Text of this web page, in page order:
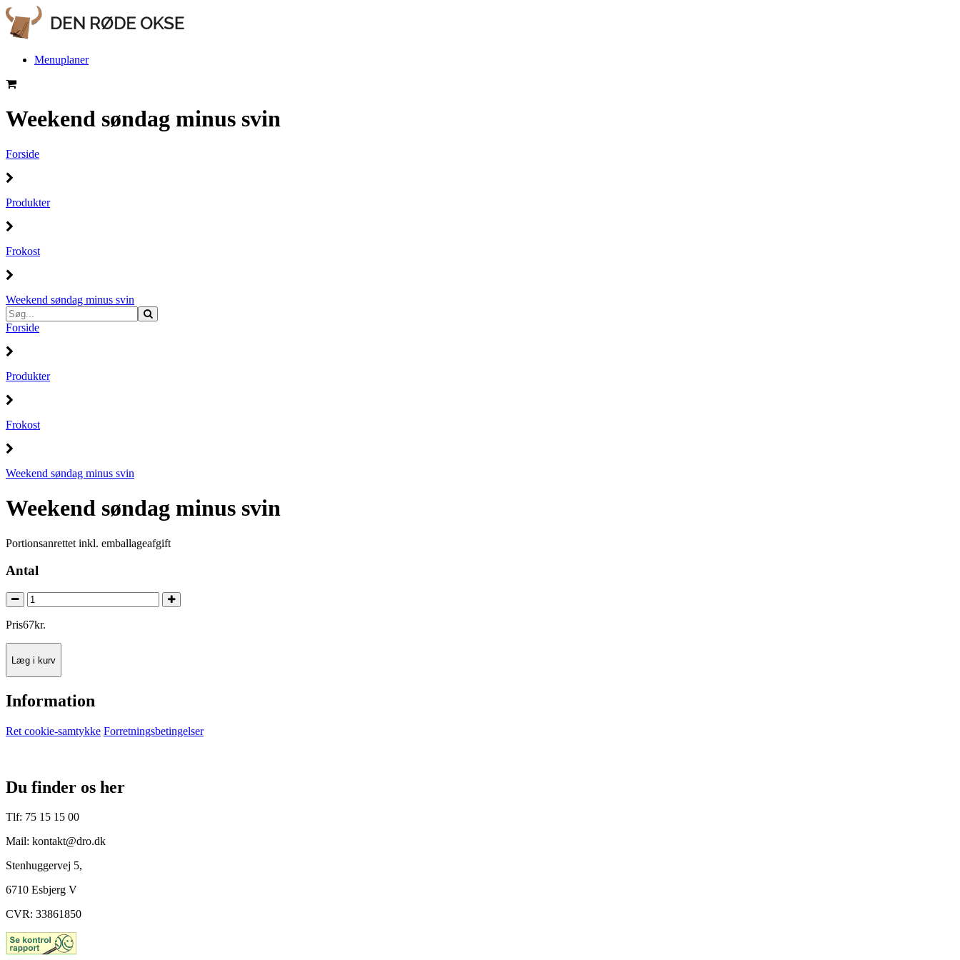
Menuplaner
Weekend søndag minus svin
Forside
Produkter
Frokost
Weekend søndag minus svin
Forside
Produkter
Frokost
Weekend søndag minus svin
Weekend søndag minus svin
Portionsanrettet inkl. emballageafgift
Antal
Pris67kr.
Læg i kurv
Information
Ret cookie-samtykke Forretningsbetingelser
Du finder os her
Tlf: 75 15 15 00
Mail: kontakt@dro.dk
Stenhuggervej 5,
6710 Esbjerg V
CVR: 33861850